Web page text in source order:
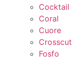
Cocktail
Coral
Cuore
Crosscut
Fosfo